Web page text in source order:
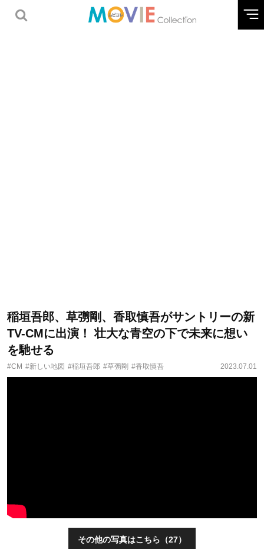
稲垣吾郎、草彅剛、香取慎吾がサントリーの新
TV-CMに出演！ 壮大な青空の下で未来に想い
を馳せる
#CM #新しい地図 #稲垣吾郎 #草彅剛 #香取慎吾 2023.07.01
その他の写真はこちら（27）